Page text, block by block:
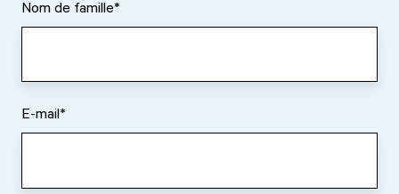
Nom de famille*
E-mail*